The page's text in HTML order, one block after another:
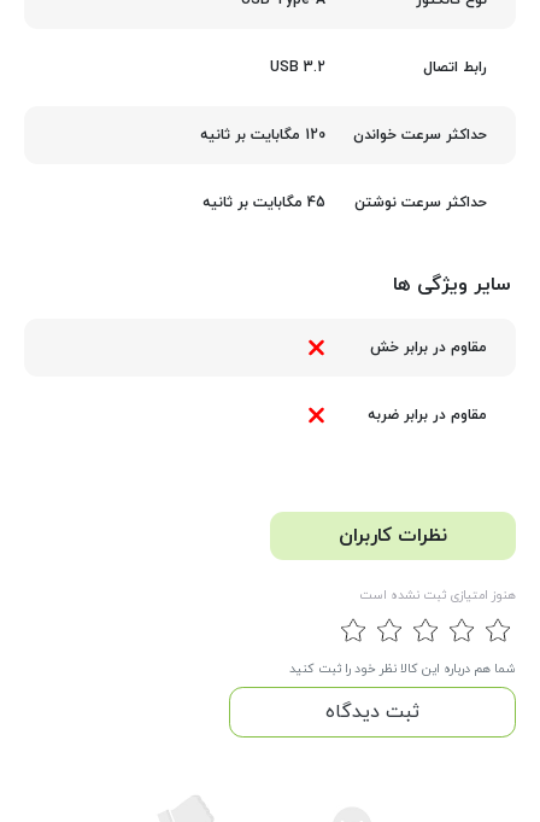
رابط اتصال USB 3.2
حداکثر سرعت خواندن 120 مگابایت بر ثانیه
حداکثر سرعت نوشتن 45 مگابایت بر ثانیه
سایر ویژگی ها
مقاوم در برابر خش
مقاوم در برابر ضربه
نظرات کاربران
هنوز امتیازی ثبت نشده است
شما هم درباره این کالا نظر خود را ثبت کنید
ثبت دیدگاه